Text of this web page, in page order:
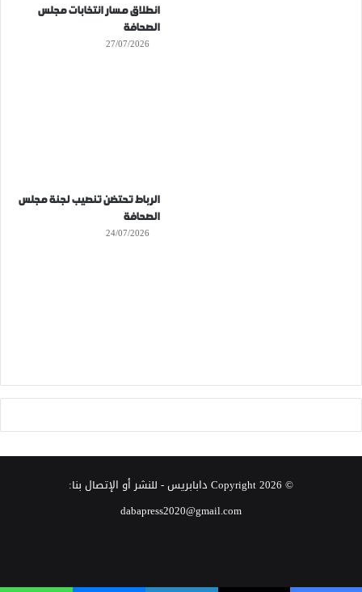
انطلاق مسار انتخابات مجلس
الصحافة
27/07/2026
الرباط تحتضن تنصيب لجنة مجلس
الصحافة
24/07/2026
© Copyright 2026 دابابريس- للنشر أو الإتصال بنا:
dabapress2020@gmail.com